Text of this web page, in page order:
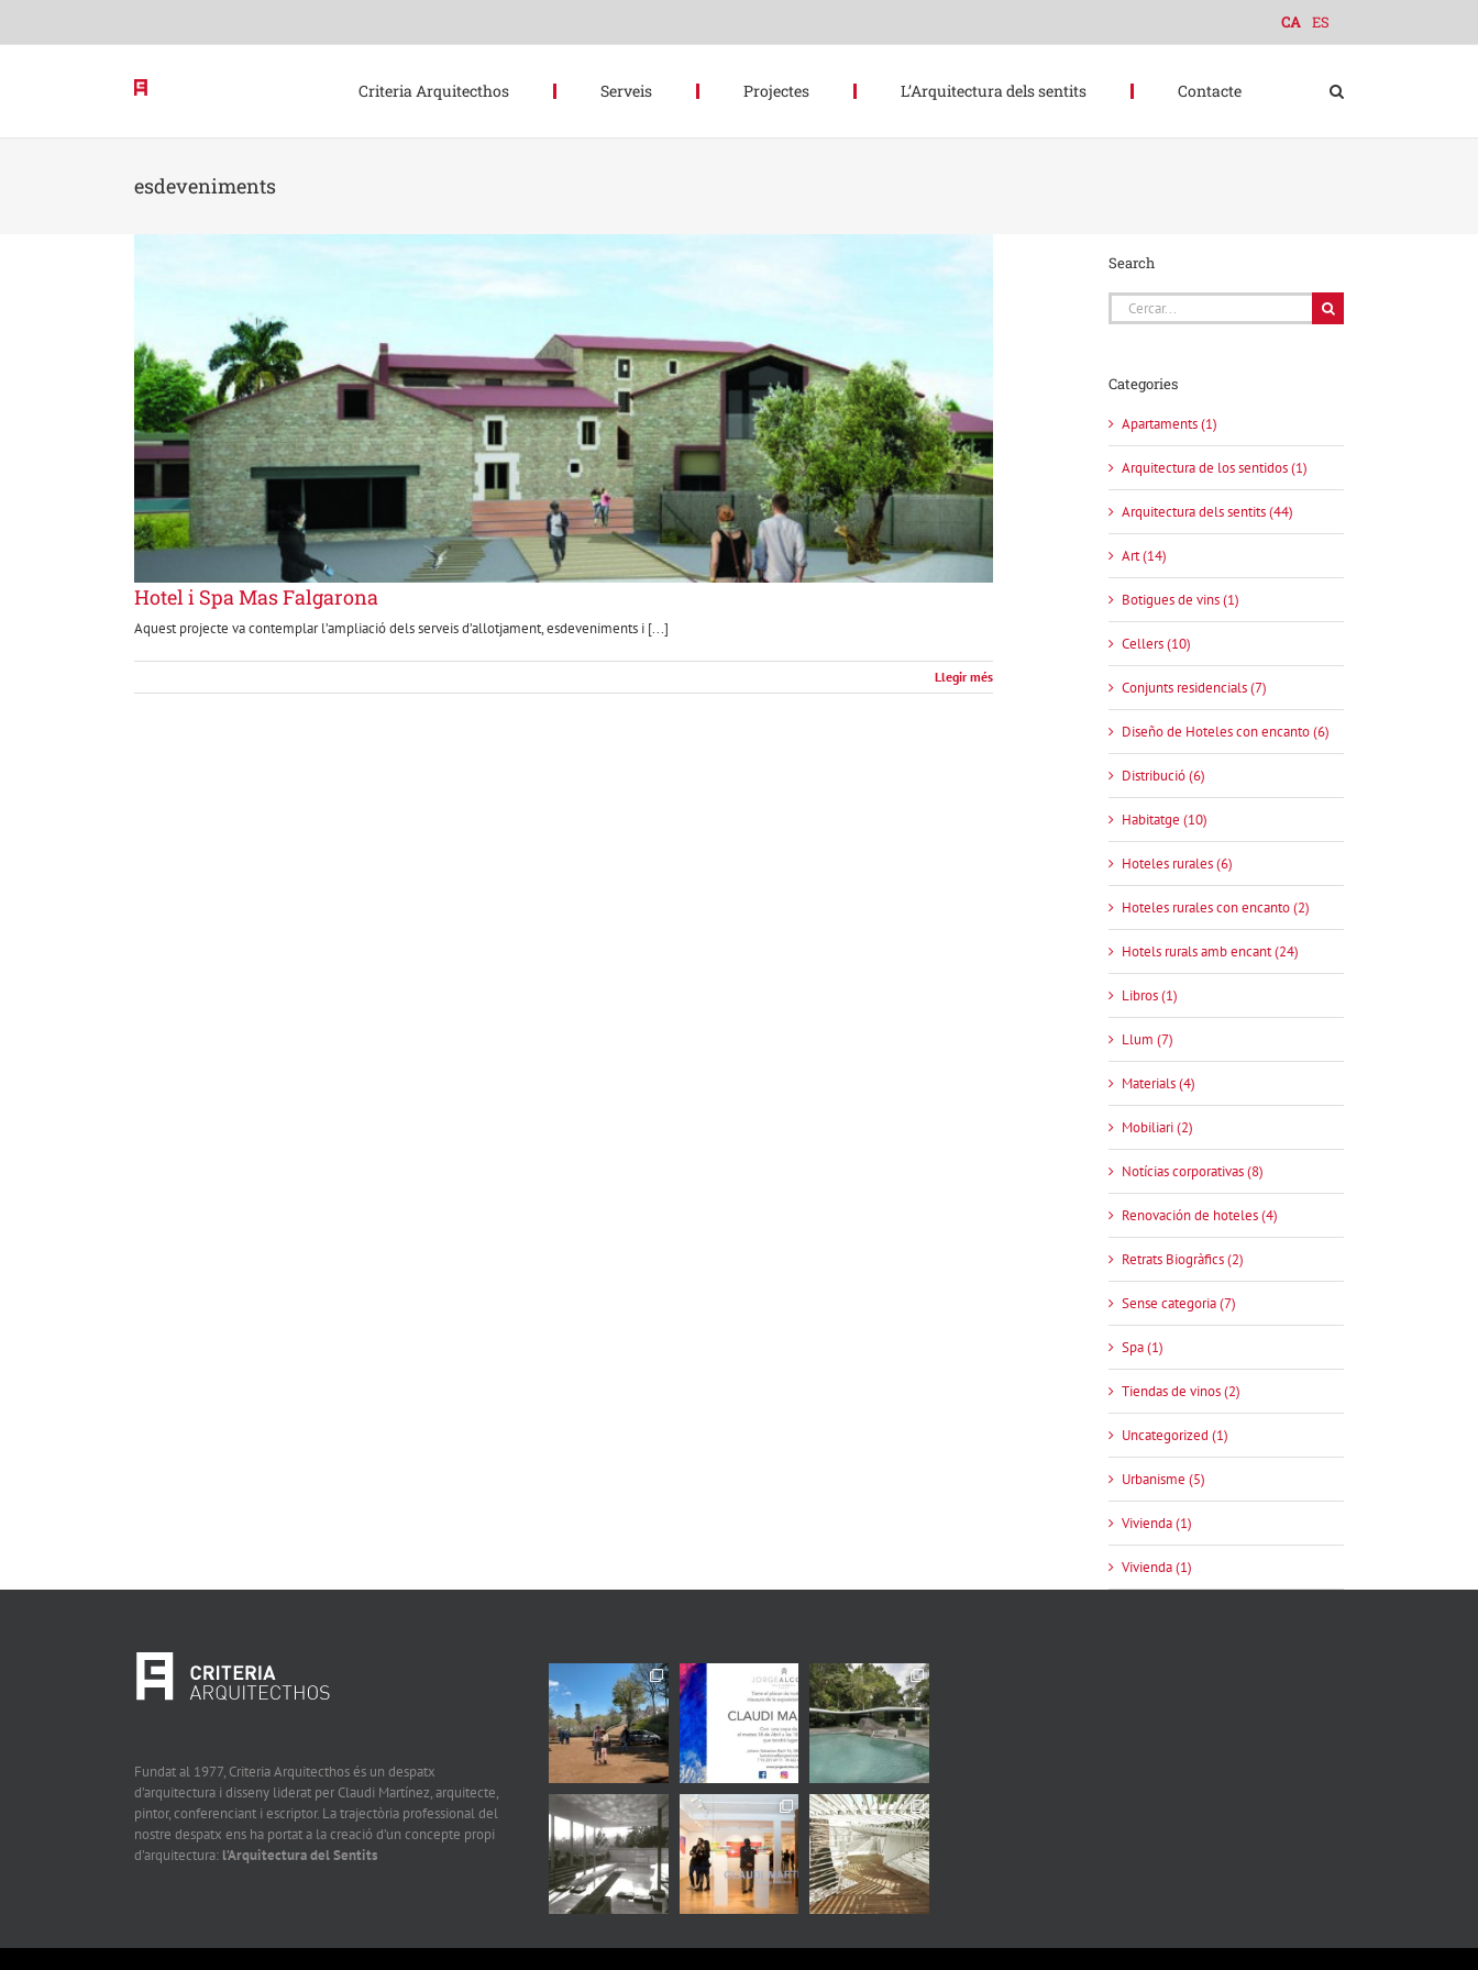
content
CA ES
Criteria Arquitecthos Serveis Projectes L’Arquitectura dels sentits Contacte
esdeveniments
Hotel i Spa Mas Falgarona
Aquest projecte va contemplar l’ampliació dels serveis d’allotjament, esdeveniments i [...]
Llegir més
Search
Cerca
…
Categories
Apartaments (1)
Arquitectura de los sentidos (1)
Arquitectura dels sentits (44)
Art (14)
Botigues de vins (1)
Cellers (10)
Conjunts residencials (7)
Diseño de Hoteles con encanto (6)
Distribució (6)
Habitatge (10)
Hoteles rurales (6)
Hoteles rurales con encanto (2)
Hotels rurals amb encant (24)
Libros (1)
Llum (7)
Materials (4)
Mobiliari (2)
Notícias corporativas (8)
Renovación de hoteles (4)
Retrats Biogràfics (2)
Sense categoria (7)
Spa (1)
Tiendas de vinos (2)
Uncategorized (1)
Urbanisme (5)
Vivienda (1)
Vivienda (1)
Fundat al 1977, Criteria Arquitecthos és un despatx
d’arquitectura i disseny liderat per Claudi Martínez, arquitecte,
pintor, conferenciant i escriptor. La trajectòria professional del
nostre despatx ens ha portat a la creació d’un concepte propi
d’arquitectura: l’Arquitectura del Sentits